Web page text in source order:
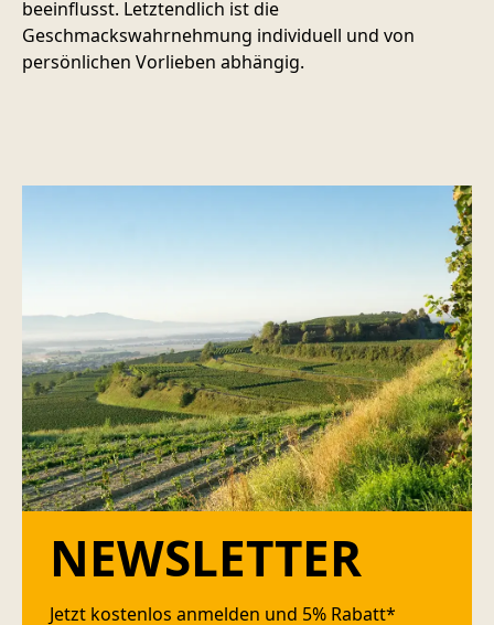
beeinflusst. Letztendlich ist die
Geschmackswahrnehmung individuell und von
persönlichen Vorlieben abhängig.
NEWSLETTER
Jetzt kostenlos anmelden und 5% Rabatt*